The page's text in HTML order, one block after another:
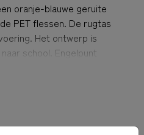
oranje-blauwe geruite
PET flessen. De rugtas
Het ontwerp is
school. Engelpunt
vak voor een drinkfles,